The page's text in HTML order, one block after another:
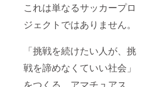
これは単なるサッカープロ
ジェクトではありません。
「挑戦を続けたい人が、挑
戦を諦めなくていい社会」